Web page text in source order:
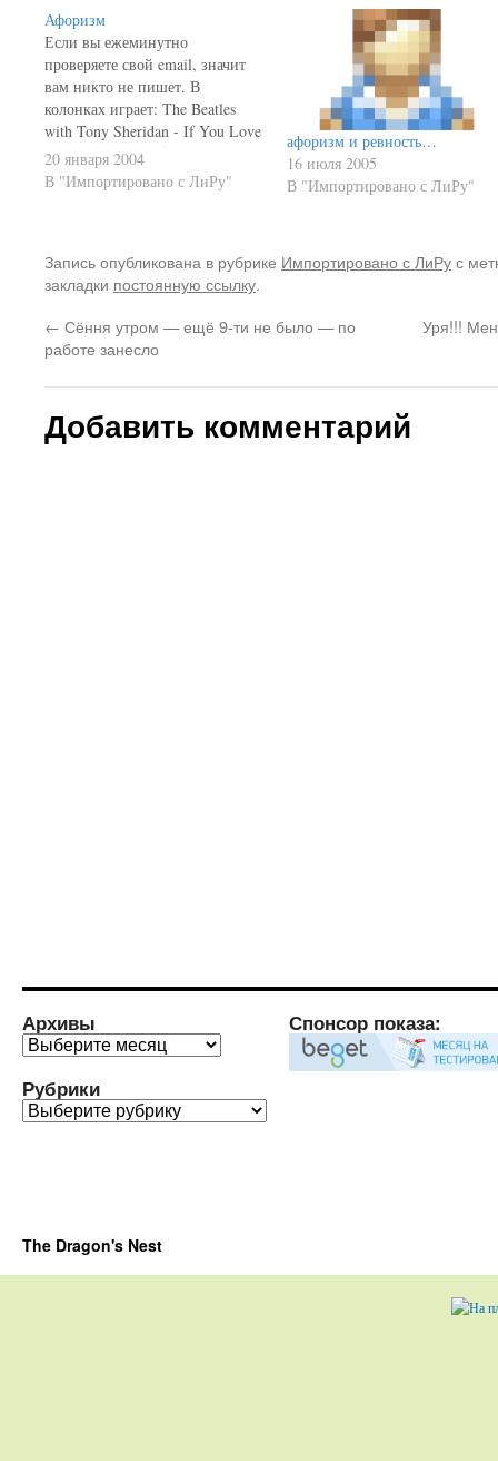
Афоризм
Если вы ежеминутно
проверяете свой email, значит
вам никто не пишет. В
колонках играет: The Beatles
with Tony Sheridan - If You Love
Me Baby LI 3.9.25
20 января 2004
В "Импортировано с ЛиРу"
афоризм и ревность…
16 июля 2005
В "Импортировано с ЛиРу"
Запись опубликована в рубрике Импортировано с ЛиРус
закладки постоянную ссылку.
← Сёння утром — ещё 9-ти не было — по
работе занесло
Уря!!!
Добавить комментарий
Архивы
Архивы
Рубрики
Рубрики
Спонсор показа:
The Dragon's Nest